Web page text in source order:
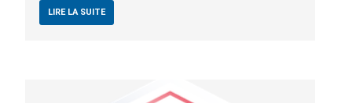
LIRE LA SUITE